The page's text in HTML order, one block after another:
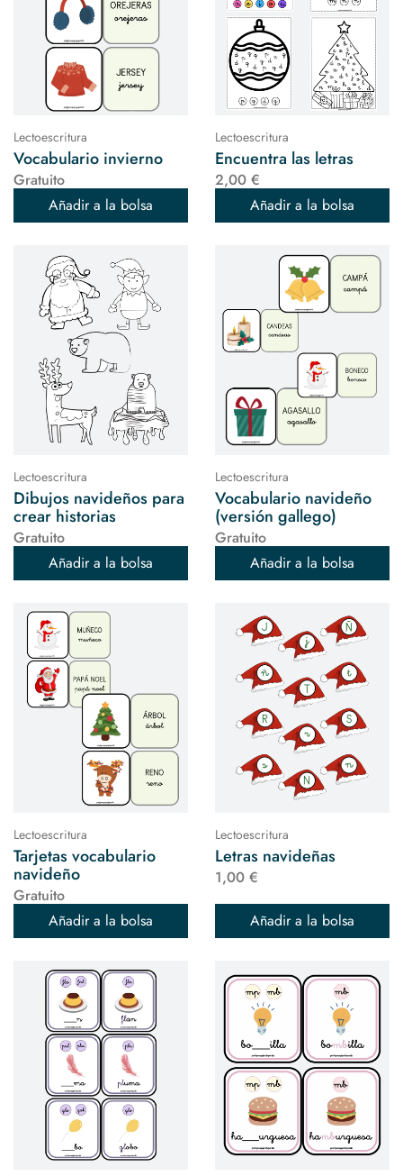
Lectoescritura
Vocabulario invierno
Gratuito
Añadir a la bolsa
Lectoescritura
Encuentra las letras
2,00 €
Añadir a la bolsa
Lectoescritura
Dibujos navideños para
crear historias
Gratuito
Añadir a la bolsa
Lectoescritura
Vocabulario navideño
(versión gallego)
Gratuito
Añadir a la bolsa
Lectoescritura
Tarjetas vocabulario
navideño
Gratuito
Añadir a la bolsa
Lectoescritura
Letras navideñas
1,00 €
Añadir a la bolsa